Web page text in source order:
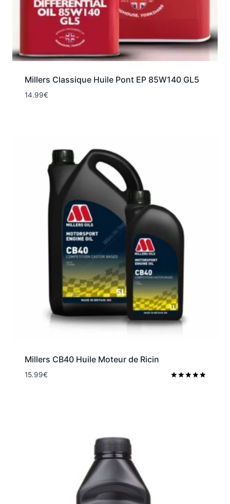
Millers Classique Huile Pont EP 85W140 GL5
14.99€
Millers CB40 Huile Moteur de Ricin
15.99€